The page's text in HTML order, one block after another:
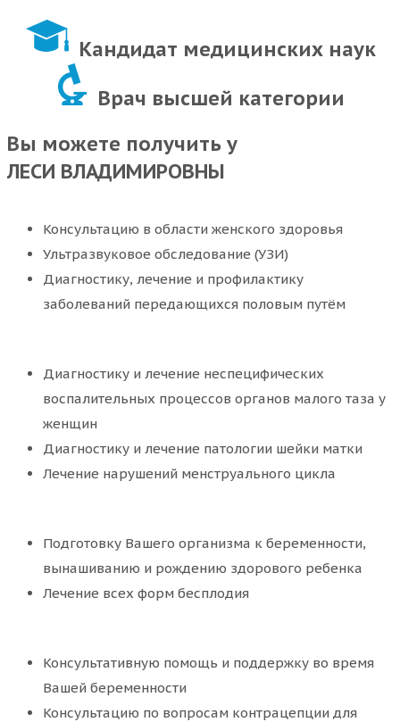
Кандидат медицинских наук
Врач высшей категории
Вы можете получить у
ЛЕСИ ВЛАДИМИРОВНЫ
Консультацию в области женского здоровья
Ультразвуковое обследование (УЗИ)
Диагностику, лечение и профилактику
заболеваний передающихся половым путём
Диагностику и лечение неспецифических
воспалительных процессов органов малого таза у
женщин
Диагностику и лечение патологии шейки матки
Лечение нарушений менструального цикла
Подготовку Вашего организма к беременности,
вынашиванию и рождению здорового ребенка
Лечение всех форм бесплодия
Консультативную помощь и поддержку во время
Вашей беременности
Консультацию по вопросам контрацепции для